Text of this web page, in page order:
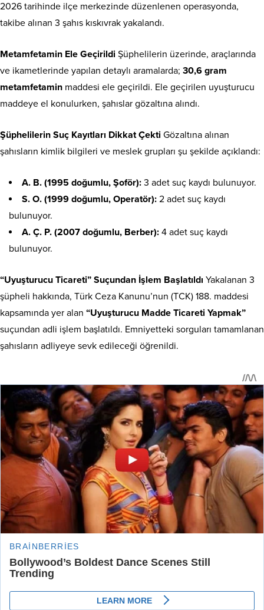
2026 tarihinde ilçe merkezinde düzenlenen operasyonda,
takibe alınan 3 şahıs kıskıvrak yakalandı.
Metamfetamin Ele Geçirildi Şüphelilerin üzerinde, araçlarında
ve ikametlerinde yapılan detaylı aramalarda; 30,6 gram
metamfetamin maddesi ele geçirildi. Ele geçirilen uyuşturucu
maddeye el konulurken, şahıslar gözaltına alındı.
Şüphelilerin Suç Kayıtları Dikkat Çekti Gözaltına alınan
şahısların kimlik bilgileri ve meslek grupları şu şekilde açıklandı:
A. B. (1995 doğumlu, Şoför): 3 adet suç kaydı bulunuyor.
S. O. (1999 doğumlu, Operatör): 2 adet suç kaydı
bulunuyor.
A. Ç. P. (2007 doğumlu, Berber): 4 adet suç kaydı
bulunuyor.
“Uyuşturucu Ticareti” Suçundan İşlem Başlatıldı Yakalanan 3
şüpheli hakkında, Türk Ceza Kanunu’nun (TCK) 188. maddesi
kapsamında yer alan “Uyuşturucu Madde Ticareti Yapmak”
suçundan adli işlem başlatıldı. Emniyetteki sorguları tamamlanan
şahısların adliyeye sevk edileceği öğrenildi.